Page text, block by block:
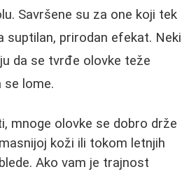
Savršene su za one koji tek
suptilan, prirodan efekat. Neki
da se tvrđe olovke teže
se lome.
mnoge olovke se dobro drže
koži ili tokom letnjih
Ako vam je trajnost